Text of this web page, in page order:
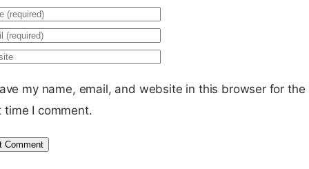
my name, email, and website in this browser for the
time I comment.